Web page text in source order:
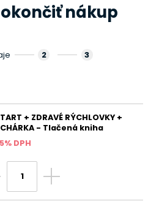
nákup
2 3
+ ZDRAVÉ RÝCHLOVKY +
- Tlačená kniha
DPH